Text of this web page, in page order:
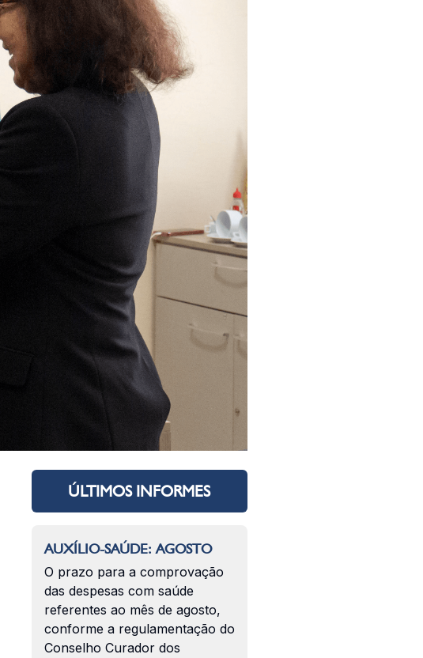
ÚLTIMOS INFORMES
AUXÍLIO-SAÚDE: AGOSTO
O prazo para a comprovação
das despesas com saúde
referentes ao mês de agosto,
conforme a regulamentação do
Conselho Curador dos